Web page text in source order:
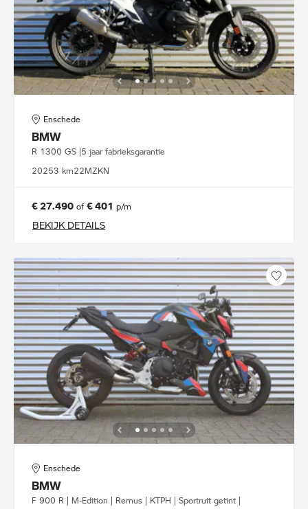
Enschede
BMW
R 1300 GS |5 jaar fabrieksgarantie
20253 km22MZKN
€ 27.490 of € 401 p/m
BEKIJK DETAILS
Enschede
BMW
F 900 R | M-Edition | Remus | KTPH | Sportruit getint |